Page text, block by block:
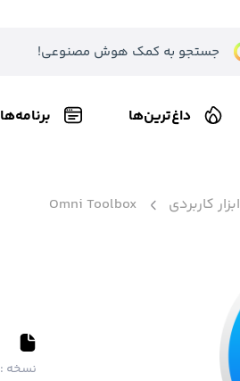
داغ‌ترین‌ها برنامه‌ها
ابزار کاربردی Omni Toolbox
نسخه :